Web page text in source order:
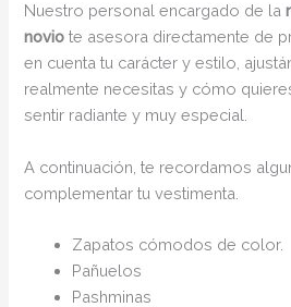
Nuestro personal encargado de la
novio te asesora directamente de
en cuenta tu carácter y estilo,
realmente necesitas y cómo
sentir radiante y muy especial.
A continuación, te recordamos
complementar tu vestimenta.
Zapatos cómodos de color.
Pañuelos
Pashminas